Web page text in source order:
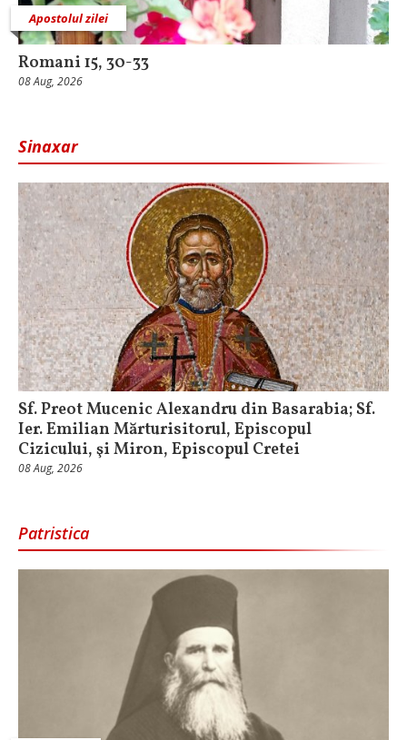
Apostolul zilei
Romani 15, 30-33
08 Aug, 2026
Sinaxar
Sf. Preot Mucenic Alexandru din Basarabia; Sf.
Ier. Emilian Mărturisitorul, Episcopul
Cizicului, şi Miron, Episcopul Cretei
08 Aug, 2026
Patristica